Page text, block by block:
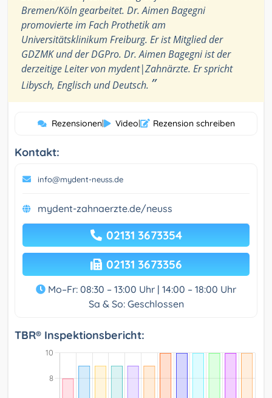
Bremen/Köln gearbeitet. Dr. Aimen Bagegni
promovierte im Fach Prothetik am
Universitätsklinikum Freiburg. Er ist Mitglied der
GDZMK und der DGPro. Dr. Aimen Bagegni ist der
derzeitige Leiter von mydent|Zahnärzte. Er spricht
Libysch, Englisch und Deutsch. ”
Rezensionen| Video| Rezension schreiben
Kontakt:
info@mydent-neuss.de
mydent-zahnaerzte.de/neuss
02131 3673354
02131 3673356
Mo–Fr: 08:30 – 13:00 Uhr | 14:00 – 18:00 Uhr
Sa & So: Geschlossen
TBR® Inspektionsbericht: